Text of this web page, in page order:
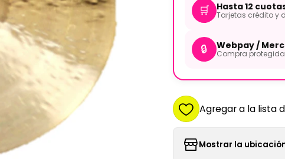
🛒 Hasta 12
Tarjetas crédito y
🔒 Webpay /
Compra
Agregar a la lista
Mostrar la